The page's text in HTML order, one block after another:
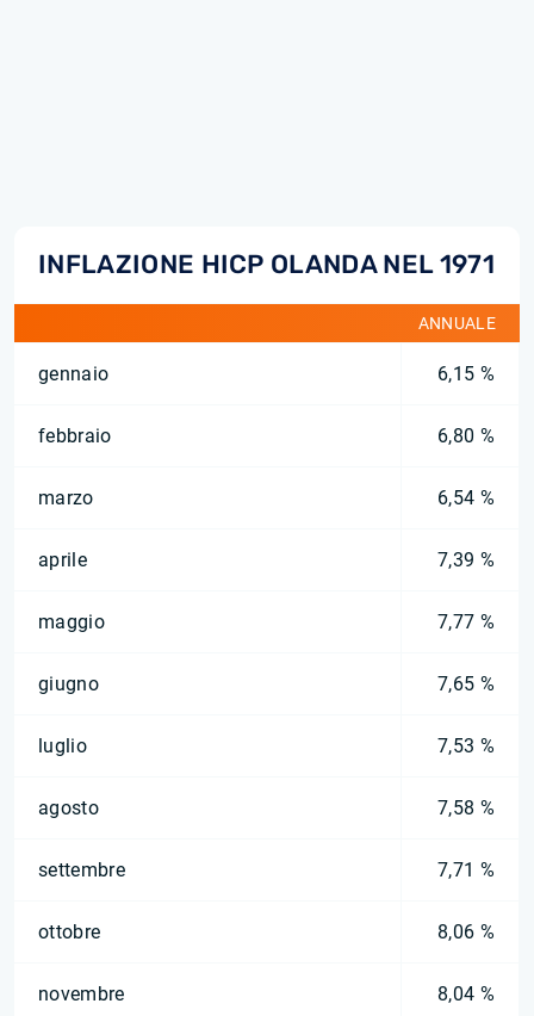
INFLAZIONE HICP OLANDA NEL 1971
ANNUALE
gennaio 6,15 %
febbraio 6,80 %
marzo 6,54 %
aprile 7,39 %
maggio 7,77 %
giugno 7,65 %
luglio 7,53 %
agosto 7,58 %
settembre 7,71 %
ottobre 8,06 %
novembre 8,04 %